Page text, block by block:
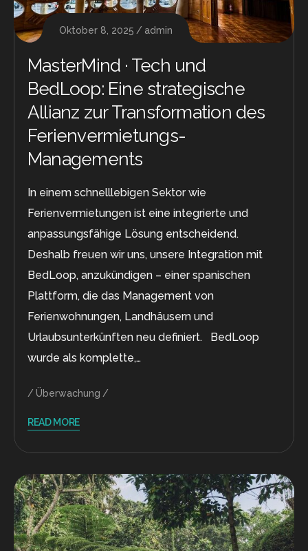
Oktober 8, 2025 admin
MasterMind · Tech und
BedLoop: Eine strategische
Allianz zur Transformation des
Ferienvermietungs-
Managements
In einem schnelllebigen Sektor wie
Ferienvermietungen ist eine integrierte und
anpassungsfähige Lösung entscheidend.
Deshalb freuen wir uns, unsere Integration mit
BedLoop, anzukündigen – einer spanischen
Plattform, die das Management von
Ferienwohnungen, Landhäusern und
Urlaubsunterkünften neu definiert. BedLoop
wurde als komplette,…
Überwachung
READ MORE